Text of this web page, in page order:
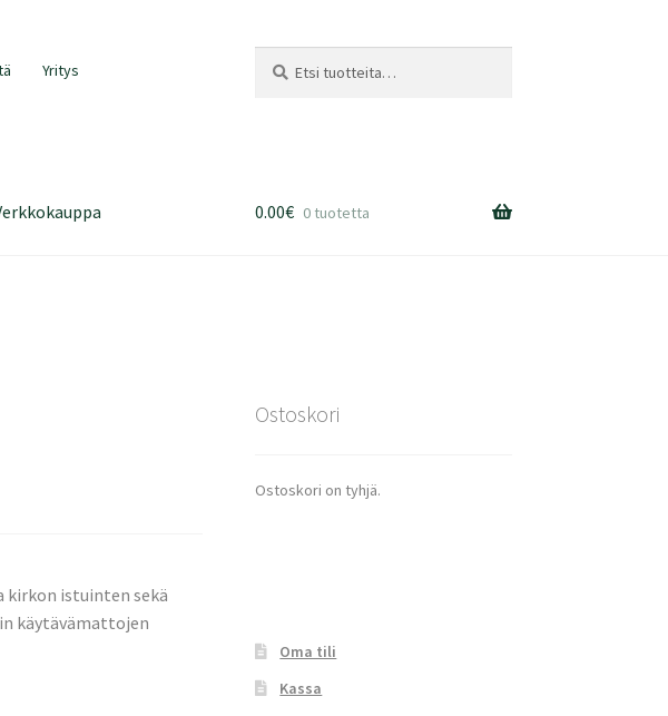
Yritys
0.00€ 0 tuotetta
kirkon istuinten sekä
käytävämattojen
Ostoskori
Ostoskori on tyhjä.
Oma tili
Kassa